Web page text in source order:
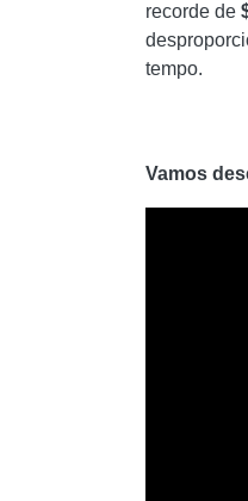
recorde de
tempo.
Vamos